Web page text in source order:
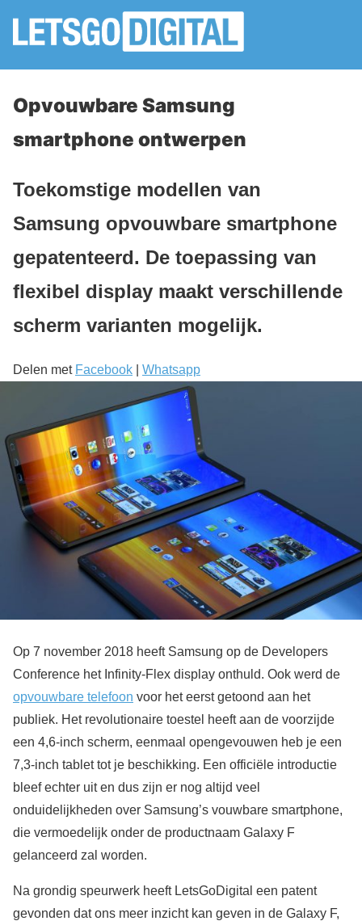
Opvouwbare Samsung
smartphone ontwerpen
Toekomstige modellen van
Samsung opvouwbare smartphone
gepatenteerd. De toepassing van
flexibel display maakt verschillende
scherm varianten mogelijk.
Delen met Facebook Whatsapp
Op 7 november 2018 heeft Samsung op de Developers
Conference het Infinity-Flex display onthuld. Ook werd de
opvouwbare telefoon voor het eerst getoond aan het
publiek. Het revolutionaire toestel heeft aan de voorzijde
een 4,6-inch scherm, eenmaal opengevouwen heb je een
7,3-inch tablet tot je beschikking. Een officiële introductie
bleef echter uit en dus zijn er nog altijd veel
onduidelijkheden over Samsung’s vouwbare smartphone,
die vermoedelijk onder de productnaam Galaxy F
gelanceerd zal worden.
Na grondig speurwerk heeft LetsGoDigital een patent
gevonden dat ons meer inzicht kan geven in de Galaxy F,